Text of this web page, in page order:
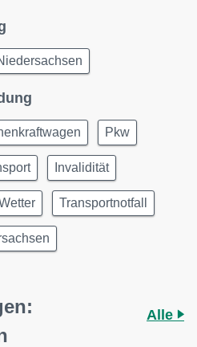
Pkw
Invalidität
Transportnotfall
Alle